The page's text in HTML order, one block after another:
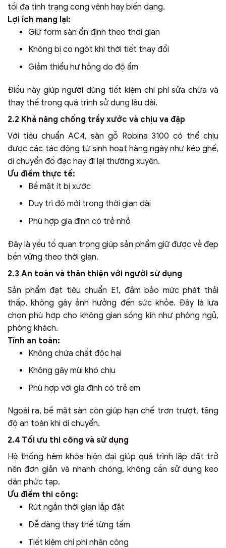
tối đa tình trạng cong vênh hay biến dạng.
Lợi ích mang lại:
Giữ form sàn ổn định theo thời gian
Không bị co ngót khi thời tiết thay đổi
Giảm thiểu hư hỏng do độ ẩm
Điều này giúp người dùng tiết kiệm chi phí sửa chữa và
thay thế trong quá trình sử dụng lâu dài.
2.2 Khả năng chống trầy xước và chịu va đập
Với tiêu chuẩn AC4, sàn gỗ Robina 3100 có thể chịu
được các tác động từ sinh hoạt hàng ngày như kéo ghế,
di chuyển đồ đạc hay đi lại thường xuyên.
Ưu điểm thực tế:
Bề mặt ít bị xước
Duy trì độ mới trong thời gian dài
Phù hợp gia đình có trẻ nhỏ
Đây là yếu tố quan trọng giúp sản phẩm giữ được vẻ đẹp
bền vững theo thời gian.
2.3 An toàn và thân thiện với người sử dụng
Sản phẩm đạt tiêu chuẩn E1, đảm bảo mức phát thải
thấp, không gây ảnh hưởng đến sức khỏe. Đây là lựa
chọn phù hợp cho không gian sống kín như phòng ngủ,
phòng khách.
Tính an toàn:
Không chứa chất độc hại
Không gây mùi khó chịu
Phù hợp với gia đình có trẻ em
Ngoài ra, bề mặt sàn còn giúp hạn chế trơn trượt, tăng
độ an toàn khi di chuyển.
2.4 Tối ưu thi công và sử dụng
Hệ thống hèm khóa hiện đại giúp quá trình lắp đặt trở
nên đơn giản và nhanh chóng, không cần sử dụng keo
dán phức tạp.
Ưu điểm thi công:
Rút ngắn thời gian lắp đặt
Dễ dàng thay thế từng tấm
Tiết kiệm chi phí nhân công